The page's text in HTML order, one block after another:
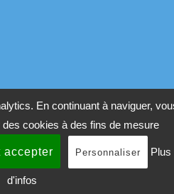
Klimabuendnis|Protection des
données
En continuant à naviguer,
cookies à des fins de mesure
accepter Personnaliser Plus
d'infos